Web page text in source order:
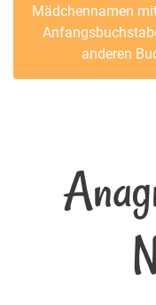
Mädchennamen
anderen